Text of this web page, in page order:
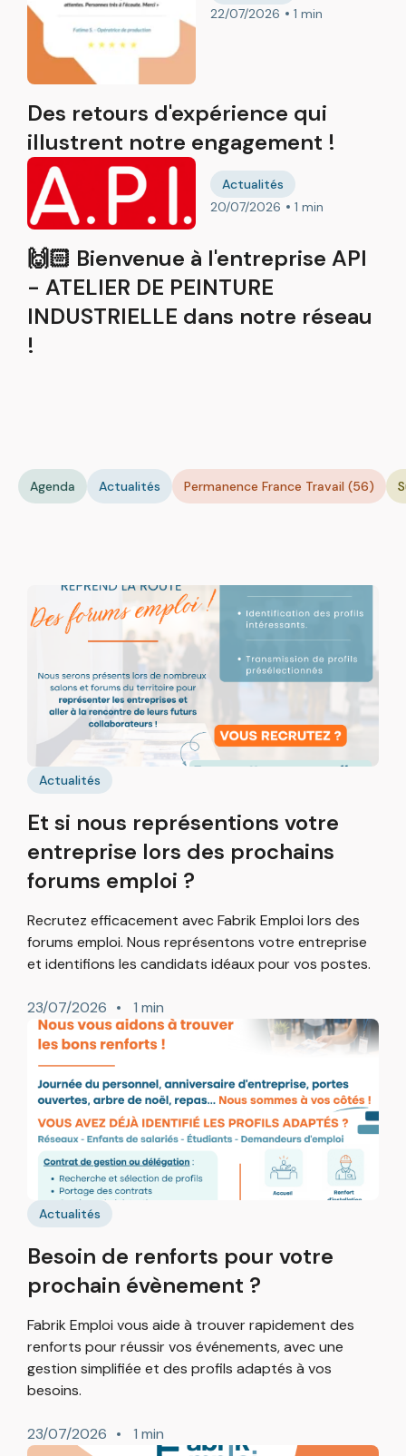
22/07/2026
1 min
Des retours d'expérience qui
illustrent notre engagement !
Actualités
20/07/2026
1 min
🙌🏻 Bienvenue à l'entreprise API
- ATELIER DE PEINTURE
INDUSTRIELLE dans notre réseau
!
Agenda Actualités Permanence France Travail (56)
Actualités
Et si nous représentions votre
entreprise lors des prochains
forums emploi ?
Recrutez efficacement avec Fabrik Emploi lors des
forums emploi. Nous représentons votre entreprise
et identifions les candidats idéaux pour vos postes.
23/07/2026 1 min
Actualités
Besoin de renforts pour votre
prochain évènement ?
Fabrik Emploi vous aide à trouver rapidement des
renforts pour réussir vos événements, avec une
gestion simplifiée et des profils adaptés à vos
besoins.
23/07/2026 1 min